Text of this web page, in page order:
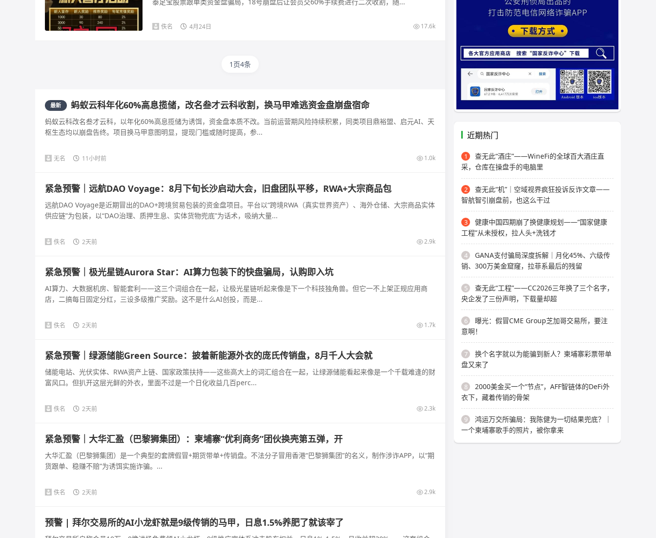
佚名 4月24日 17.6k
1页4条
最新 蚂蚁云科年化60%高息揽储，改名叁才云科收割，换马甲难逃资金盘崩盘宿命
蚂蚁云科改名叁才云科，以年化60%高息揽储为诱饵，资金盘本质不改。当前运营期风险持续积累，同类项目鼎裕盟、启元AI、天
枢生态均以崩盘告终。项目换马甲意图明显，提现门槛或随时提高，参...
无名 11小时前 1.0k
紧急预警｜远航DAO Voyage：8月下旬长沙启动大会，旧盘团队平移，RWA+大宗商品包
远航DAO Voyage是近期冒出的DAO+跨境贸易包装的资金盘项目。平台以“跨境RWA（真实世界资产）、海外仓储、大宗商品实体
供应链”为包装，以“DAO治理、质押生息、实体货物兜底”为话术，吸纳大量...
佚名 2天前 2.9k
紧急预警｜极光星链Aurora Star：AI算力包装下的快盘骗局，认购即入坑
AI算力、大数据机房、智能套利——这三个词组合在一起，让极光星链听起来像是下一个科技独角兽。但它一不上架正规应用商
店，二搞每日固定分红，三设多级推广奖励。这不是什么AI创投，而是...
佚名 2天前 1.7k
紧急预警｜绿源储能Green Source：披着新能源外衣的庞氏传销盘，8月千人大会就
储能电站、光伏实体、RWA资产上链、国家政策扶持——这些高大上的词汇组合在一起，让绿源储能看起来像是一个千载难逢的财
富风口。但扒开这层光鲜的外衣，里面不过是一个日化收益几百perc...
佚名 2天前 2.3k
紧急预警｜大华汇盈（巴黎狮集团）：柬埔寨“优利商务”团伙换壳第五弹，开
大华汇盈（巴黎狮集团）是一个典型的套牌假冒+期货带单+传销盘。不法分子冒用香港“巴黎狮集团”的名义，制作涉诈APP，以“期
货跟单、稳赚不赔”为诱饵实施诈骗。...
佚名 2天前 2.9k
预警 | 拜尔交易所的AI小龙虾就是9级传销的马甲，日息1.5%养肥了就该宰了
近期热门
1
查无此“酒庄”——WineFi的全球百大酒庄直
采，仓库在操盘手的电脑里
2
查无此“机”｜空域视界疯狂投诉反诈文章——
智航智引崩盘前，也这么干过
3
健康中国四期崩了换健康规划——“国家健康
工程”从未授权，拉人头+洗钱才
4
GANA支付骗局深度拆解｜月化45%、六级传
销、300万美金窟窿，拉菲系最后的残留
5
查无此“工程”——CC2026三年换了三个名字，
央企发了三份声明，下载量却超
6
曝光：假冒CME Group芝加哥交易所，要注
意啊！
7
换个名字就以为能骗到新人？柬埔寨彩票带单
盘又来了
8
2000美金买一个“节点”，AFF智链体的DeFi外
衣下，藏着传销的骨架
9
鸿运万交所骗局：我陈健为一切结果兜底？｜
一个柬埔寨歌手的照片，被你拿来